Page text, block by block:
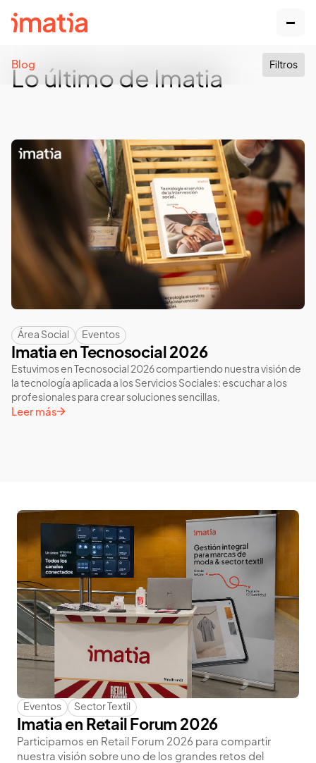
Blog Filtros
Lo último de Imatia
Área Social Eventos
Imatia en Tecnosocial 2026
Estuvimos en Tecnosocial 2026 compartiendo nuestra visión de
la tecnología aplicada a los Servicios Sociales: escuchar a los
profesionales para crear soluciones sencillas,
Leer más
Eventos Sector Textil
Imatia en Retail Forum 2026
Participamos en Retail Forum 2026 para compartir
nuestra visión sobre uno de los grandes retos del